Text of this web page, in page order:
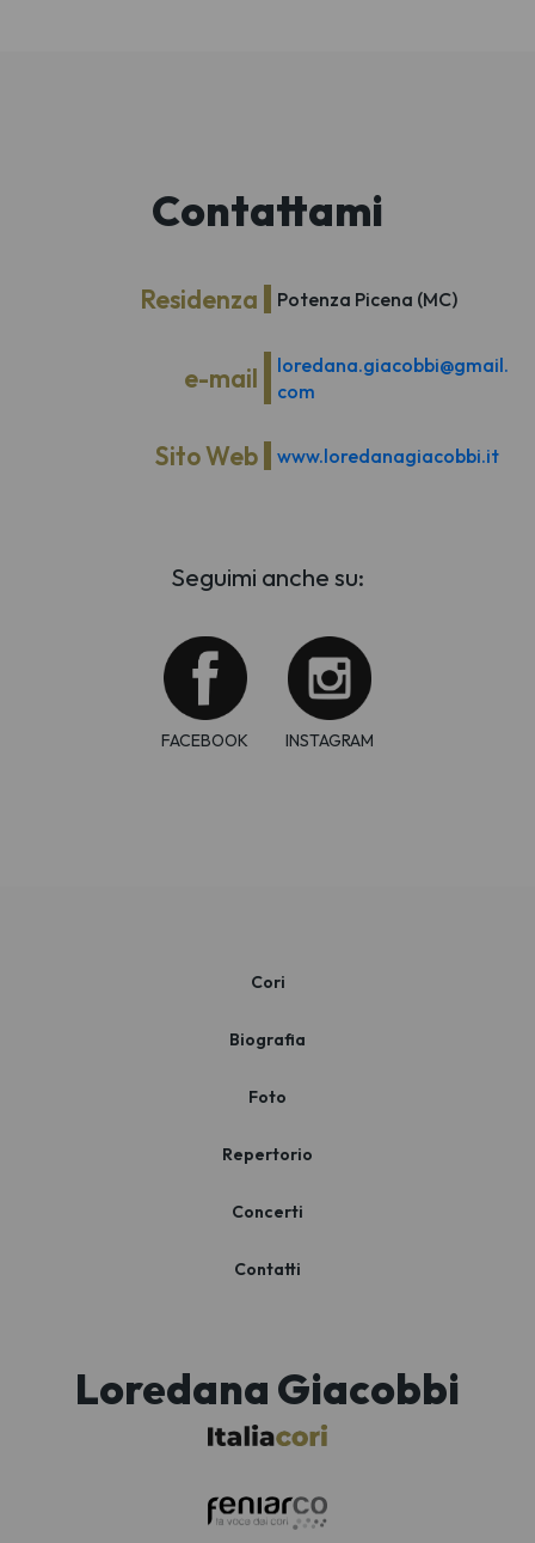
Contattami
Residenza Potenza Picena (MC)
e-mail
loredana.giacobbi@gmail.
com
Sito Web www.loredanagiacobbi.it
Seguimi anche su:
FACEBOOK INSTAGRAM
Cori
Biografia
Foto
Repertorio
Concerti
Contatti
Loredana Giacobbi